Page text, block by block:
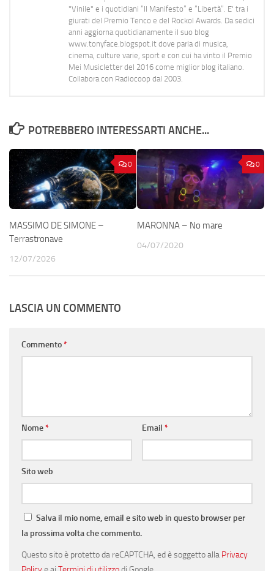
"Vinile" e i quotidiani “Il Manifesto” e “Libertà”. E' tra i
giurati del Premio Tenco e del Rockol Awards. Da sedici
anni aggiorna quotidianamente il suo blog
www.tonyface.blogspot.it dove parla di musica,
cinema, culture varie, sport e con cui ha vinto il Premio
Mei Musicletter del 2016 come miglior blog italiano.
Collabora con Radiocoop dal 2003.
POTREBBERO INTERESSARTI ANCHE...
0
MASSIMO DE SIMONE –
Terrastronave
12/07/2026
0
MARONNA – No mare
04/07/2020
LASCIA UN COMMENTO
Commento*
Nome* Email *
Sito web
Salva il mio nome, email e sito web in questo browser per
la prossima volta che commento.
Questo sito è protetto da reCAPTCHA, ed è soggetto alla Privacy